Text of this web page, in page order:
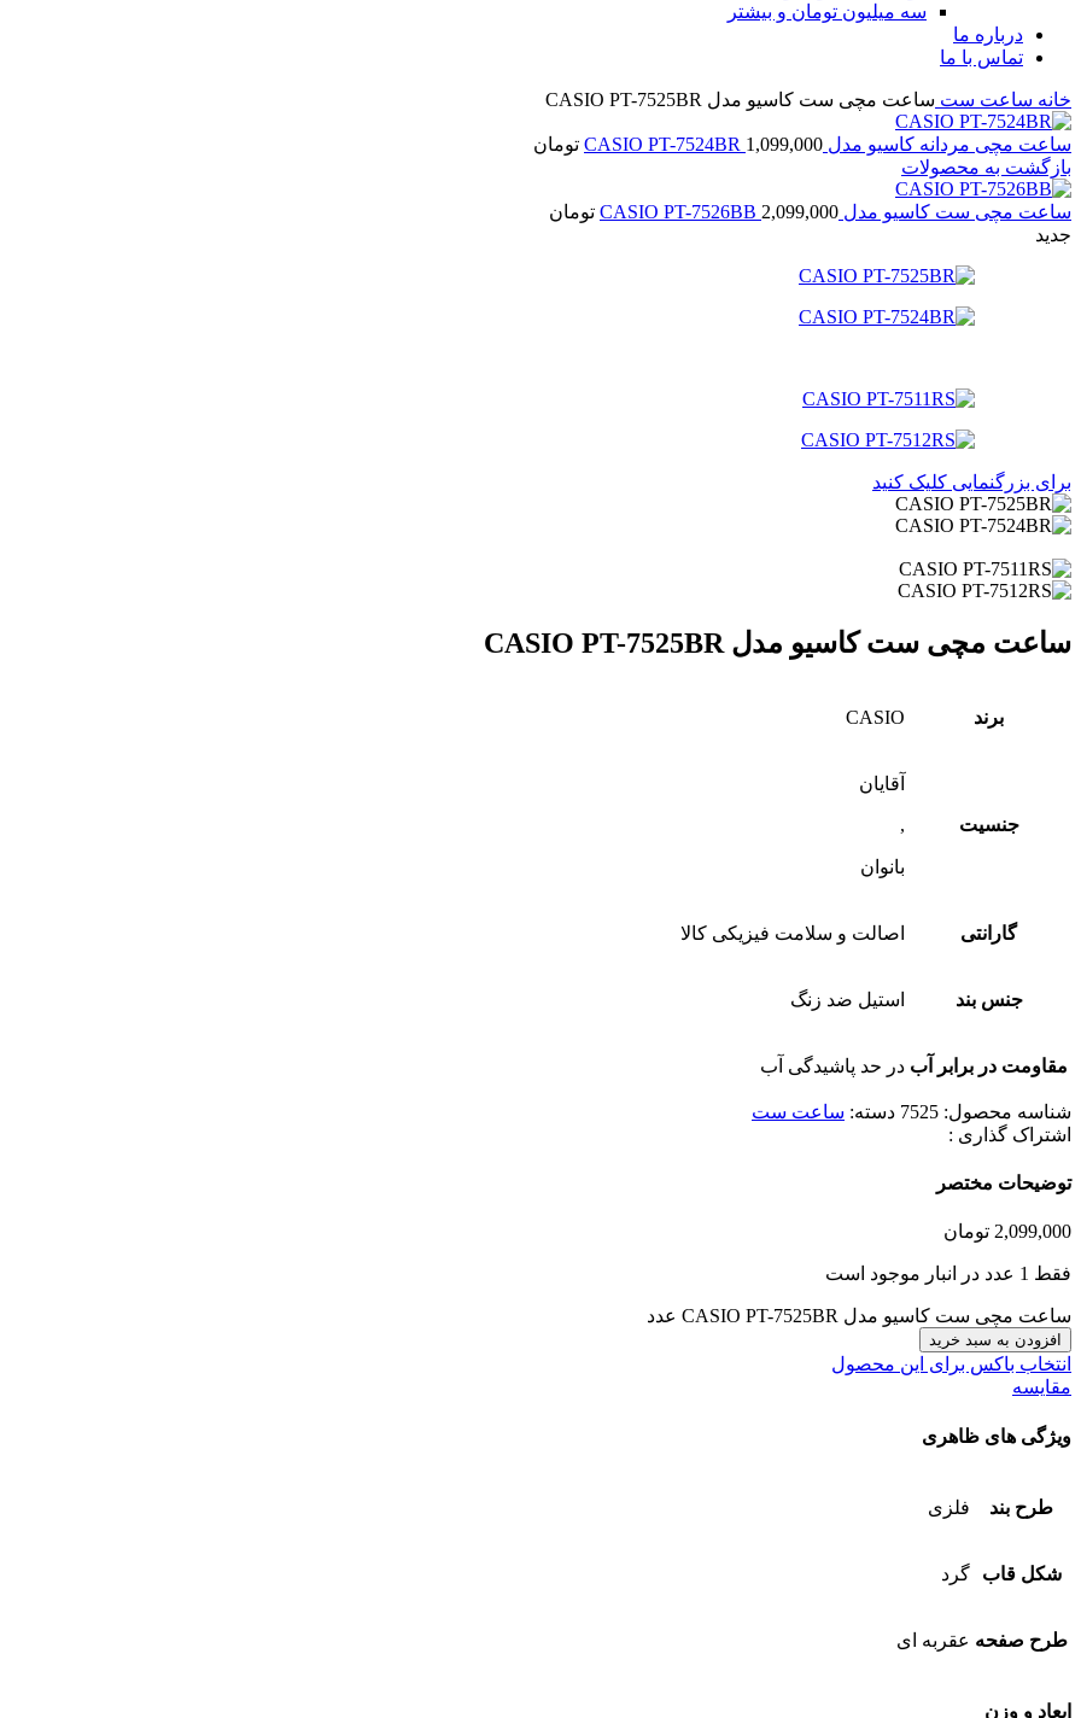
سه میلیون تومان و بیشتر
درباره ما
تماس با ما
خانه ساعت ست ساعت مچی ست کاسیو مدل CASIO PT-7525BR
ساعت مچی مردانه کاسیو مدل CASIO PT-7524BR 1,099,000
تومان
بازگشت به محصولات
ساعت مچی ست کاسیو مدل CASIO PT-7526BB 2,099,000
تومان
جدید
برای بزرگنمایی کلیک کنید
ساعت مچی ست کاسیو مدل CASIO PT-7525BR
برند CASIO
جنسیت
آقایان
,
بانوان
گارانتی اصالت و سلامت فیزیکی کالا
جنس بند استیل ضد زنگ
مقاومت در برابر آب در حد پاشیدگی آب
شناسه محصول: 7525 دسته: ساعت ست
اشتراک گذاری :
توضیحات مختصر
2,099,000 تومان
فقط 1 عدد در انبار موجود است
ساعت مچی ست کاسیو مدل CASIO PT-7525BR عدد
افزودن به سبد خرید
انتخاب باکس برای این محصول
مقایسه
ویژگی های ظاهری
طرح بند فلزی
شکل قاب گرد
طرح صفحه عقربه ای
ابعاد و وزن